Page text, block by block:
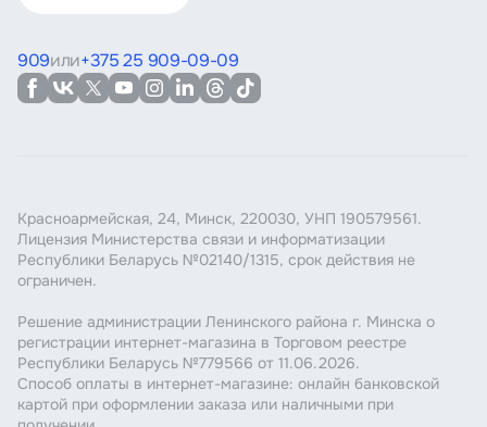
909или+375 25 909-09-09
Красноармейская, 24, Минск, 220030, УНП 190579561.
Лицензия Министерства связи и информатизации
Республики Беларусь №02140/1315, срок действия не
ограничен.
Решение администрации Ленинского района г. Минска о
регистрации интернет-магазина в Торговом реестре
Республики Беларусь №779566 от 11.06.2026.
Способ оплаты в интернет-магазине: онлайн банковской
картой при оформлении заказа или наличными при